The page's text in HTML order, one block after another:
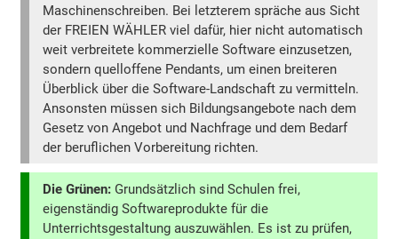
Maschinenschreiben. Bei letzterem spräche aus Sicht
der FREIEN WÄHLER viel dafür, hier nicht automatisch
weit verbreitete kommerzielle Software einzusetzen,
sondern quelloffene Pendants, um einen breiteren
Überblick über die Software-Landschaft zu vermitteln.
Ansonsten müssen sich Bildungsangebote nach dem
Gesetz von Angebot und Nachfrage und dem Bedarf
der beruflichen Vorbereitung richten.
Die Grünen: Grundsätzlich sind Schulen frei,
eigenständig Softwareprodukte für die
Unterrichtsgestaltung auszuwählen. Es ist zu prüfen,